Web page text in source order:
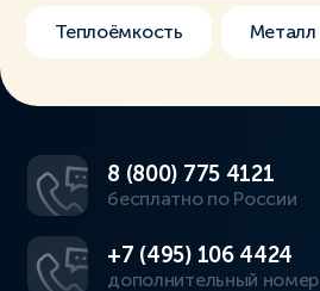
Теплоёмкость Металл
8 (800) 775 4121
бесплатно по России
+7 (495) 106 4424
дополнительный номер